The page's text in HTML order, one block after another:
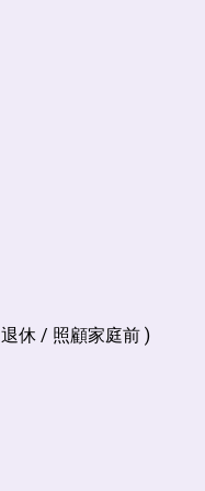
退休 / 照顧家庭前 )